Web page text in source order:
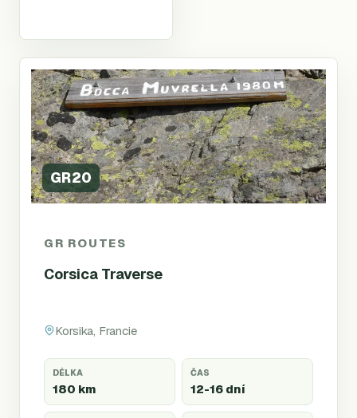
GR20
GR ROUTES
Corsica Traverse
Korsika, Francie
DÉLKA
180 km
ČAS
12-16 dní